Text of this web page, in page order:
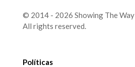
© 2014 - 2026 Showing The Way
All rights reserved.
Políticas